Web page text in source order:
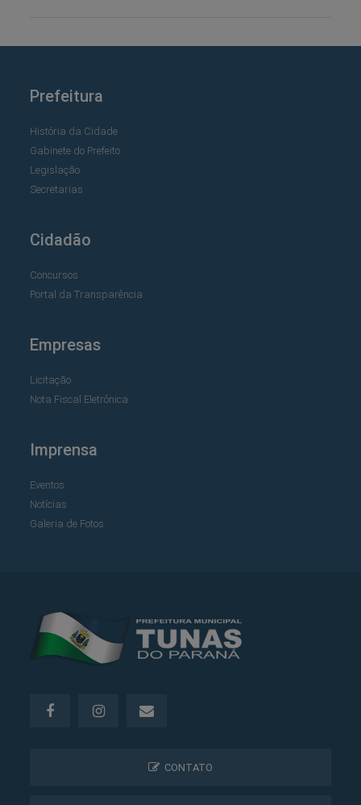
Prefeitura
História da Cidade
Gabinete do Prefeito
Legislação
Secretarias
Cidadão
Concursos
Portal da Transparência
Empresas
Licitação
Nota Fiscal Eletrônica
Imprensa
Eventos
Notícias
Galeria de Fotos
CONTATO